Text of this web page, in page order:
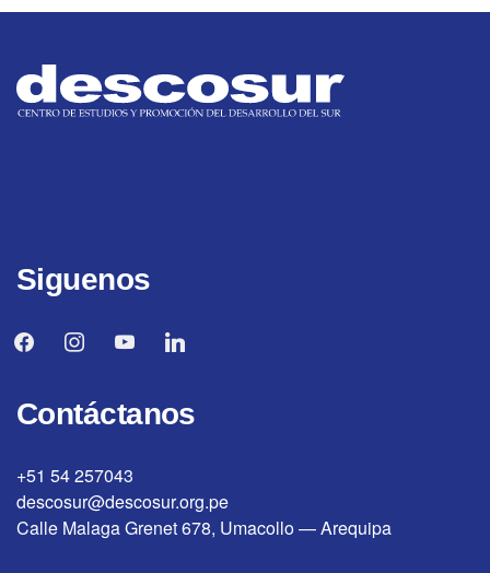
Siguenos
facebookinstagramyoutubelinkedin
Contáctanos
+51 54 257043
descosur@descosur.org.pe
Calle Malaga Grenet 678, Umacollo — Arequipa